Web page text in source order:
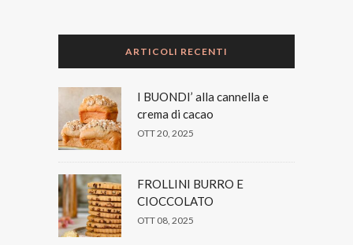
ARTICOLI RECENTI
I BUONDI’ alla cannella e
crema di cacao
OTT 20, 2025
FROLLINI BURRO E
CIOCCOLATO
OTT 08, 2025